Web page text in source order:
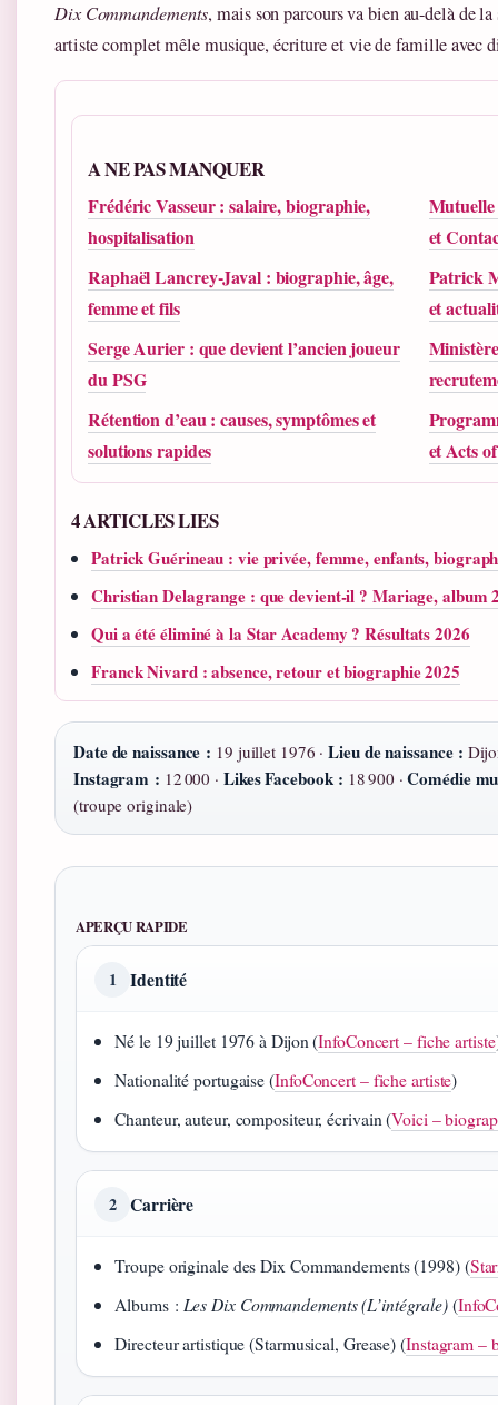
Dix Commandements, mais son parcours va bien au-delà de
artiste complet mêle musique, écriture et vie de famille avec
A NE PAS MANQUER
Frédéric Vasseur : salaire, biographie,
hospitalisation
et
Raphaël Lancrey-Javal : biographie, âge,
femme et fils
Patrick
et
Serge Aurier : que devient l’ancien joueur
du PSG
Rétention d’eau : causes, symptômes et
solutions rapides
et Acts
4 ARTICLES LIES
Patrick Guérineau : vie privée, femme, enfants,
Christian Delagrange : que devient-il ? Mariage, album
Qui a été éliminé à la Star Academy ? Résultats 2026
Franck Nivard : absence, retour et biographie 2025
Date de naissance : 19 juillet 1976 ·Lieu de naissance :
Instagram : 12 000 · Likes Facebook : 18 900 ·Comédie
(troupe originale)
APERÇU RAPIDE
1 Identité
Né le 19 juillet 1976 à Dijon (InfoConcert – fiche artiste
Nationalité portugaise (InfoConcert – fiche artiste)
Chanteur, auteur, compositeur, écrivain (Voici –
2 Carrière
Troupe originale des Dix Commandements (1998) (
Albums : Les Dix Commandements (L’intégrale)(
Directeur artistique (Starmusical, Grease) (Instagram –